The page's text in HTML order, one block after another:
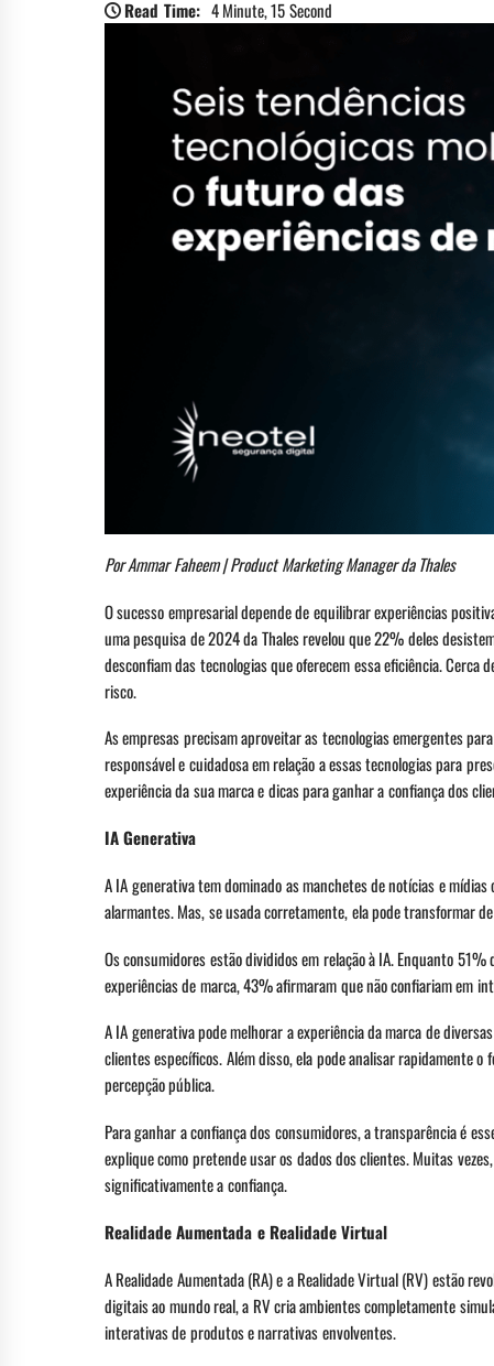
Read Time: 4 Minute, 15 Second
Por Ammar Faheem | Product Marketing Manager da Thales
O sucesso empresarial depende de equilibrar experiências
uma pesquisa de 2024 da Thales revelou que 22% deles
desconfiam das tecnologias que oferecem essa eficiência. Cerca
risco.
As empresas precisam aproveitar as tecnologias emergentes
responsável e cuidadosa em relação a essas tecnologias para
experiência da sua marca e dicas para ganhar a confiança dos
IA Generativa
A IA generativa tem dominado as manchetes de notícias e
alarmantes. Mas, se usada corretamente, ela pode transformar
Os consumidores estão divididos em relação à IA. Enquanto
experiências de marca, 43% afirmaram que não confiariam em
A IA generativa pode melhorar a experiência da marca de
clientes específicos. Além disso, ela pode analisar rapidamente
percepção pública.
Para ganhar a confiança dos consumidores, a transparência é
explique como pretende usar os dados dos clientes. Muitas
significativamente a confiança.
Realidade Aumentada e Realidade Virtual
A Realidade Aumentada (RA) e a Realidade Virtual (RV) estão
digitais ao mundo real, a RV cria ambientes completamente
interativas de produtos e narrativas envolventes.